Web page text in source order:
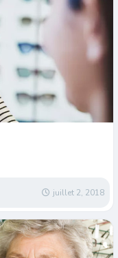
juillet 2, 2018